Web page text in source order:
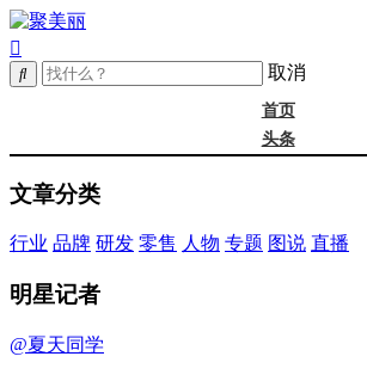
取消
首页
头条
成分
文章分类
行业 品牌 研发 零售 人物 专题 图说 直播
明星记者
@夏天同学